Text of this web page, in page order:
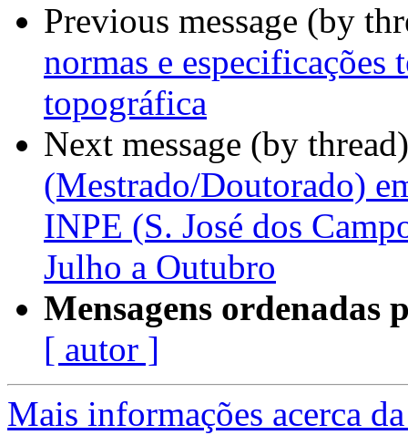
Previous message (by
normas e especificações
topográfica
Next message (by
(Mestrado/Doutorado)
INPE (S. José dos
Julho a Outubro
Mensagens ordenadas
[ autor ]
Mais informações acerca